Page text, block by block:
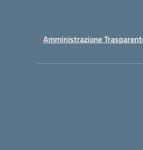
Amministrazione